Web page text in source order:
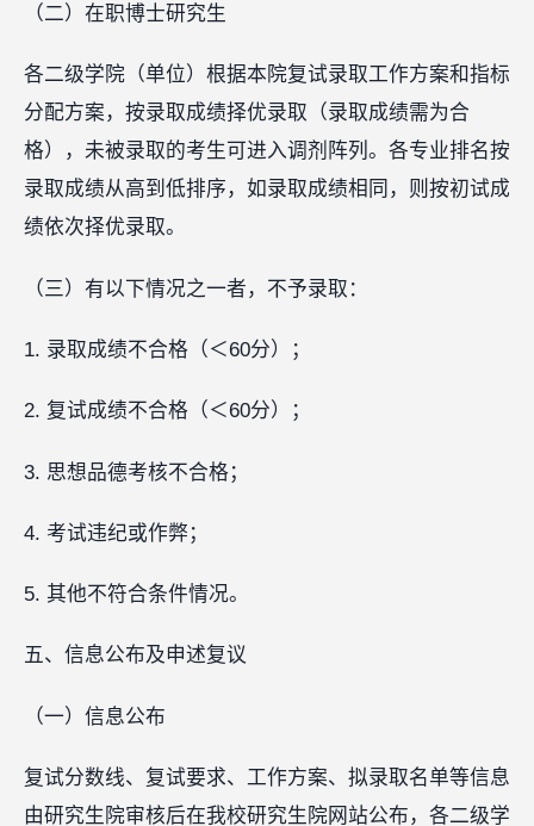
（二）在职博士研究生
各二级学院（单位）根据本院复试录取工作方案和指标
分配方案，按录取成绩择优录取（录取成绩需为合
格），未被录取的考生可进入调剂阵列。各专业排名按
录取成绩从高到低排序，如录取成绩相同，则按初试成
绩依次择优录取。
（三）有以下情况之一者，不予录取：
1. 录取成绩不合格（＜60分）；
2. 复试成绩不合格（＜60分）；
3. 思想品德考核不合格；
4. 考试违纪或作弊；
5. 其他不符合条件情况。
五、信息公布及申述复议
（一）信息公布
复试分数线、复试要求、工作方案、拟录取名单等信息
由研究生院审核后在我校研究生院网站公布，各二级学